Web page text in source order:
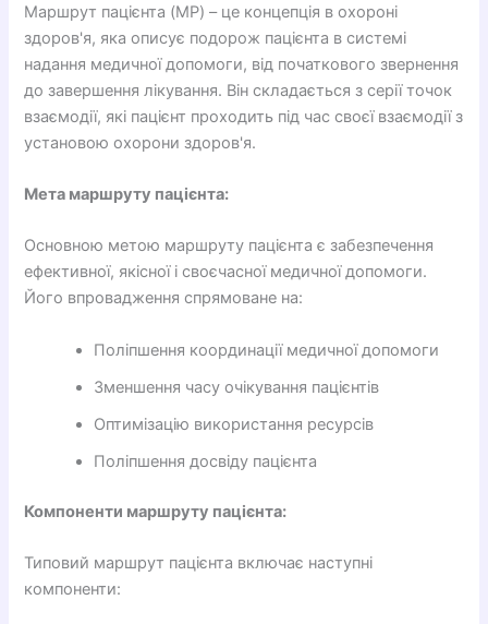
Маршрут пацієнта (MP) – це концепція в охороні
здоров'я, яка описує подорож пацієнта в системі
надання медичної допомоги, від початкового звернення
до завершення лікування. Він складається з серії точок
взаємодії, які пацієнт проходить під час своєї взаємодії з
установою охорони здоров'я.
Мета маршруту пацієнта:
Основною метою маршруту пацієнта є забезпечення
ефективної, якісної і своєчасної медичної допомоги.
Його впровадження спрямоване на:
Поліпшення координації медичної допомоги
Зменшення часу очікування пацієнтів
Оптимізацію використання ресурсів
Поліпшення досвіду пацієнта
Компоненти маршруту пацієнта:
Типовий маршрут пацієнта включає наступні
компоненти: